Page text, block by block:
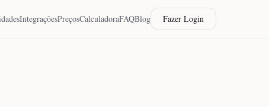
IntegraçõesPreçosCalculadoraFAQBlog Fazer Login